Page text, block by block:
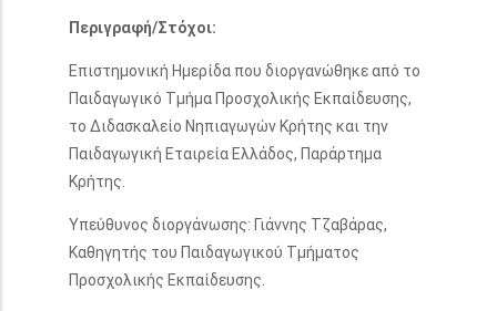
Περιγραφή/Στόχοι:
Επιστημονική Ημερίδα που διοργανώθηκε από το
Παιδαγωγικό Τμήμα Προσχολικής Εκπαίδευσης,
το Διδασκαλείο Νηπιαγωγών Κρήτης και την
Παιδαγωγική Εταιρεία Ελλάδος, Παράρτημα
Κρήτης.
Υπεύθυνος διοργάνωσης: Γιάννης Τζαβάρας,
Καθηγητής του Παιδαγωγικού Τμήματος
Προσχολικής Εκπαίδευσης.